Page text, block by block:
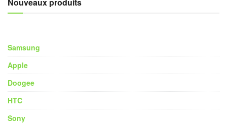
Nouveaux produits
Samsung
Apple
Doogee
HTC
Sony